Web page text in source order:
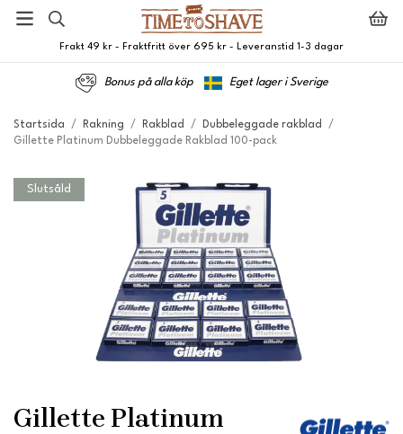
Frakt 49 kr - Fraktfritt över 695 kr - Leveranstid 1-3 dagar
Bonus på alla köp Eget lager i Sverige
Startsida / Rakning / Rakblad / Dubbeleggade rakblad
/
Gillette Platinum Dubbeleggade Rakblad 100-pack
Slutsåld
Gillette Platinum